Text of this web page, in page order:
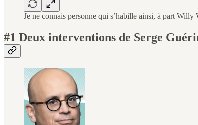
Je ne connais personne qui s’habille ainsi, à part Willy
#1 Deux interventions de Serge